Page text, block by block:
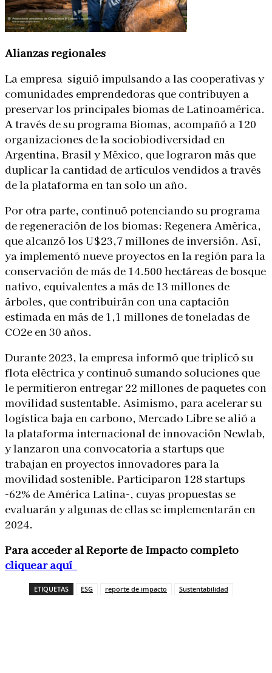
Alianzas regionales
La empresa siguió impulsando a las cooperativas y
comunidades emprendedoras que contribuyen a
preservar los principales biomas de Latinoamérica.
A través de su programa Biomas, acompañó a 120
organizaciones de la sociobiodiversidad en
Argentina, Brasil y México, que lograron más que
duplicar la cantidad de artículos vendidos a través
de la plataforma en tan solo un año.
Por otra parte, continuó potenciando su programa
de regeneración de los biomas: Regenera América,
que alcanzó los U$23,7 millones de inversión. Así,
ya implementó nueve proyectos en la región para la
conservación de más de 14.500 hectáreas de bosque
nativo, equivalentes a más de 13 millones de
árboles, que contribuirán con una captación
estimada en más de 1,1 millones de toneladas de
CO2e en 30 años.
Durante 2023, la empresa informó que triplicó su
flota eléctrica y continuó sumando soluciones que
le permitieron entregar 22 millones de paquetes con
movilidad sustentable. Asimismo, para acelerar su
logística baja en carbono, Mercado Libre se alió a
la plataforma internacional de innovación Newlab,
y lanzaron una convocatoria a startups que
trabajan en proyectos innovadores para la
movilidad sostenible. Participaron 128 startups
-62% de América Latina-, cuyas propuestas se
evaluarán y algunas de ellas se implementarán en
2024.
Para acceder al Reporte de Impacto completo
cliquear aquí
ETIQUETAS ESG reporte de impacto Sustentabilidad